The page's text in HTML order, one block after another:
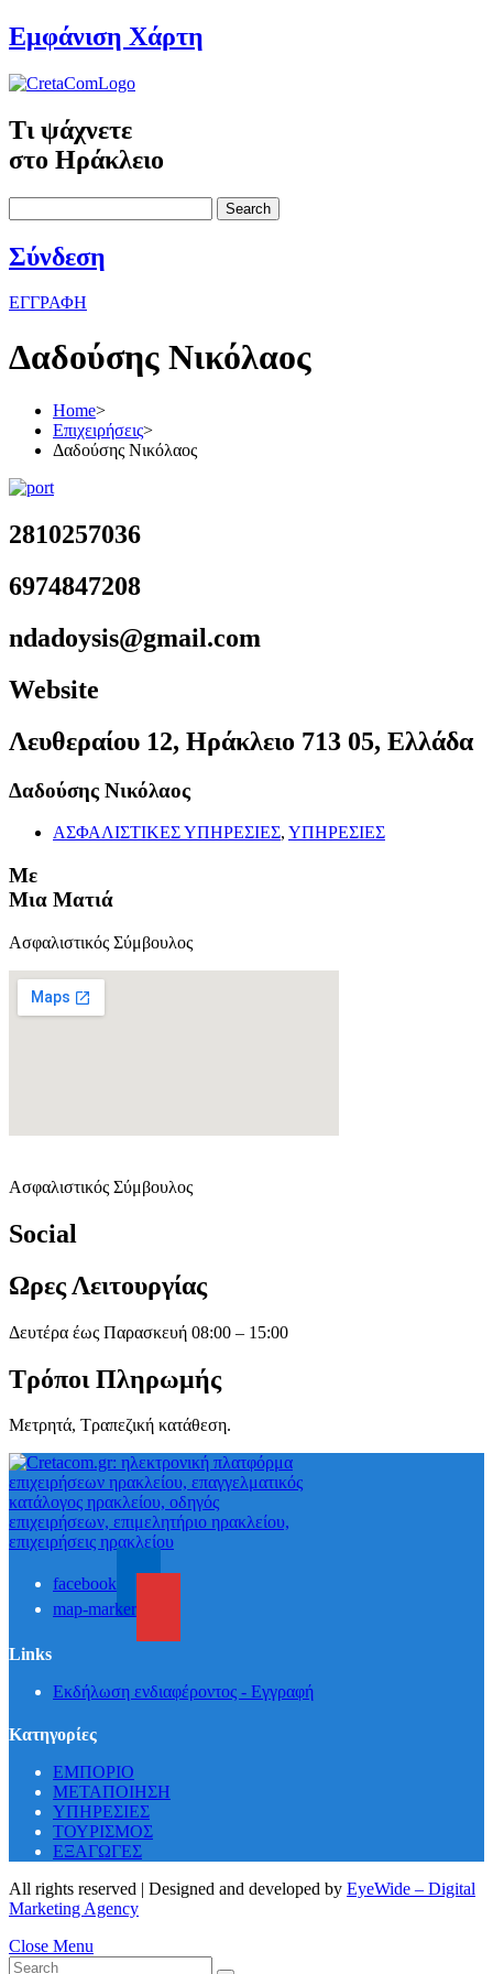
Εμφάνιση Χάρτη
Τι ψάχνετε
στο Ηράκλειο
Search
Σύνδεση
ΕΓΓΡΑΦΗ
Δαδούσης Νικόλαος
Home>
Επιχειρήσεις>
Δαδούσης Νικόλαος
2810257036
6974847208
ndadoysis@gmail.com
Website
Λευθεραίου 12, Ηράκλειο 713 05, Ελλάδα
Δαδούσης Νικόλαος
ΑΣΦΑΛΙΣΤΙΚΕΣ ΥΠΗΡΕΣΙΕΣ, ΥΠΗΡΕΣΙΕΣ
Με
Μια Ματιά
Ασφαλιστικός Σύμβουλος
Ασφαλιστικός Σύμβουλος
Social
Ωρες Λειτουργίας
Δευτέρα έως Παρασκευή 08:00 – 15:00
Τρόποι Πληρωμής
Μετρητά, Τραπεζική κατάθεση.
facebook
map-marker
Links
Εκδήλωση ενδιαφέροντος - Εγγραφή
Κατηγορίες
ΕΜΠΟΡΙΟ
ΜΕΤΑΠΟΙΗΣΗ
ΥΠΗΡΕΣΙΕΣ
ΤΟΥΡΙΣΜΟΣ
ΕΞΑΓΩΓΕΣ
All rights reserved | Designed and developed by EyeWide – Digital
Marketing Agency
Close Menu